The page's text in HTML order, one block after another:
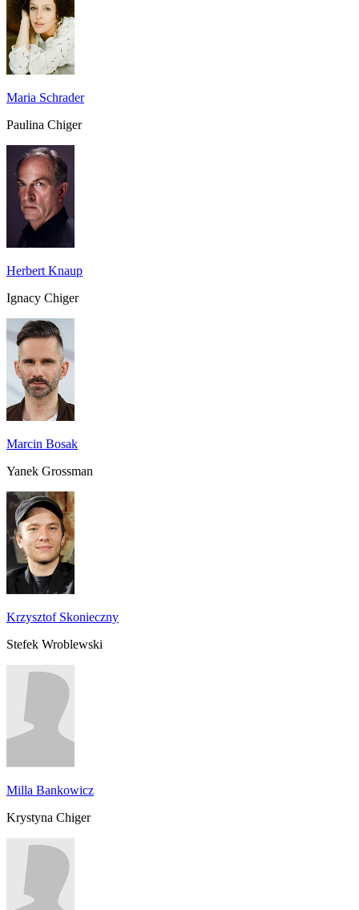
Maria Schrader
Paulina Chiger
Herbert Knaup
Ignacy Chiger
Marcin Bosak
Yanek Grossman
Krzysztof Skonieczny
Stefek Wroblewski
Milla Bankowicz
Krystyna Chiger